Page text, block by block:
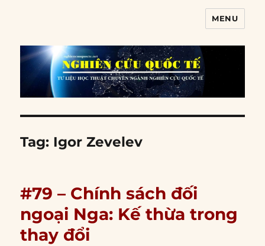
MENU
Tag: Igor Zevelev
#79 – Chính sách đối
ngoại Nga: Kế thừa trong
thay đổi